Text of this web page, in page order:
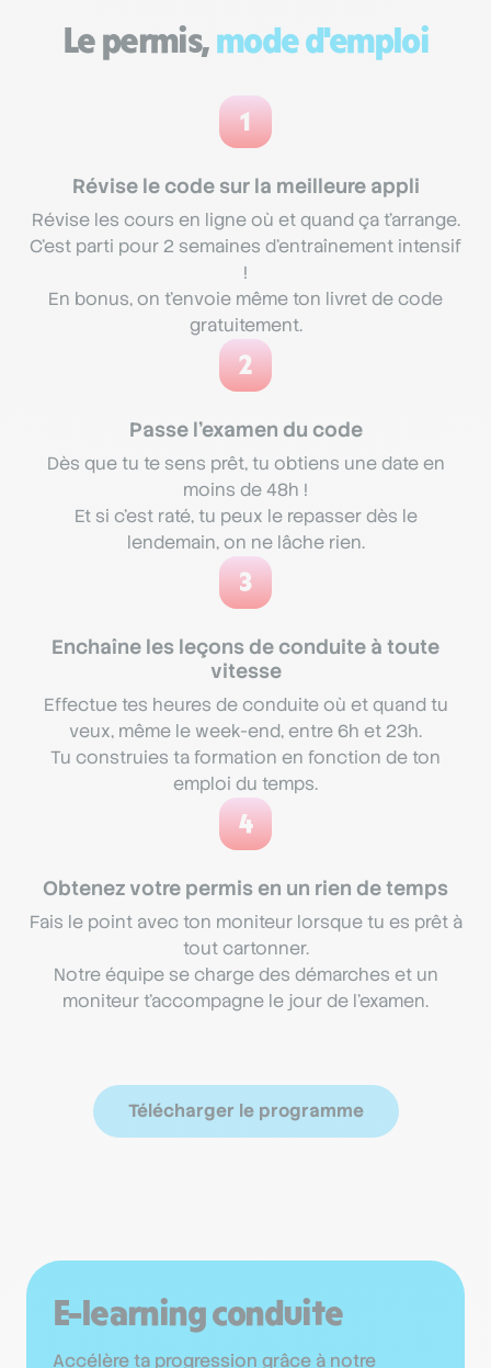
Le permis,mode d'emploi
1
Révise le code sur la meilleure appli
Révise les cours en ligne où et quand ça t'arrange.
C'est parti pour 2 semaines d'entraînement intensif
!
En bonus, on t'envoie même ton livret de code
gratuitement.
2
Passe l’examen du code
Dès que tu te sens prêt, tu obtiens une date en
moins de 48h !
Et si c’est raté, tu peux le repasser dès le
lendemain, on ne lâche rien.
3
Enchaîne les leçons de conduite à toute
vitesse
Effectue tes heures de conduite où et quand tu
veux, même le week-end, entre 6h et 23h.
Tu construies ta formation en fonction de ton
emploi du temps.
4
Obtenez votre permis en un rien de temps
Fais le point avec ton moniteur lorsque tu es prêt à
tout cartonner.
Notre équipe se charge des démarches et un
moniteur t'accompagne le jour de l'examen.
Télécharger le programme
E-learning conduite
Accélère ta progression grâce à notre